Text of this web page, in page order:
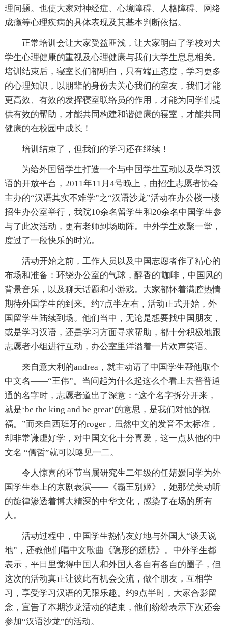
理问题。也使大家对神经症、心境障碍、人格障碍、网络
成瘾等心理疾病的具体表现及其基本判断依据。
正常培训会让大家受益匪浅，让大家明白了学校对大
学生心理健康的重视及心理健康与我们大学生息息相关。
培训结束后，寝室长们都明白，只有端正态度，学习更多
的心理知识，以朋辈的身份去关心我们的室友，我们才能
更高效、有效的发挥寝室联络员的作用，才能为同学们提
供有效的帮助，才能共同构建和谐健康的寝室，才能共同
健康的在校园中成长！
培训结束了，但我们的学习还在继续！
为给外国留学生打造一个与中国学生互动以及学习汉
语的开放平台，2011年11月4号晚上，由招生志愿者协会
主办的“汉语其实不难学”之“汉语沙龙”活动在办公楼一楼
招生办公室举行，我院10余名留学生和20余名中国学生参
与了此次活动，更有老师到场助阵。中外学生欢聚一堂，
度过了一段快乐的时光。
活动开始之前，工作人员以及中国志愿者作了精心的
布场和准备：环绕办公室的气球，醇香的'咖啡，中国风的
背景音乐，以及聊天话题和小游戏。大家都怀着满腔热情
期待外国学生的到来。约7点半左右，活动正式开始，外
国留学生陆续到场。他们当中，无论是想要找中国朋友，
或是学习汉语，还是学习方面寻求帮助，都十分积极地跟
志愿者小组进行互动，办公室里洋溢着一片欢声笑语。
来自意大利的andrea，就主动请了中国学生帮他取个
中文名——“王伟”。当问起为什么起这么个看上去普普通
通的名字时，志愿者道出了深意：“这个名字拆分开来，
就是‘be the king and be great’的意思，是我们对他的祝
福。”而来自西班牙的roger，虽然中文的发音不太标准，
却非常谦虚好学，对中国文化十分喜爱，这一点从他的中
文名 “儒哲”就可以略见一二。
令人惊喜的环节当属研究生二年级的任婧媛同学为外
国学生奉上的京剧表演——《霸王别姬》，她那优美动听
的旋律渗透着博大精深的中华文化，感染了在场的所有
人。
活动过程中，中国学生热情友好地与外国人“谈天说
地”，还教他们唱中文歌曲《隐形的翅膀》。中外学生都
表示，平日里觉得中国人和外国人各自有各自的圈子，但
这次的活动真正让彼此有机会交流，做个朋友，互相学
习，享受学习汉语的无限乐趣。约9点半时，大家合影留
念，宣告了本期沙龙活动的结束，他们纷纷表示下次还会
参加“汉语沙龙”的活动。